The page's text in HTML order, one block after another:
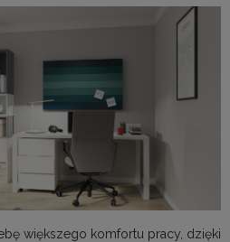
większego komfortu pracy, dzięki